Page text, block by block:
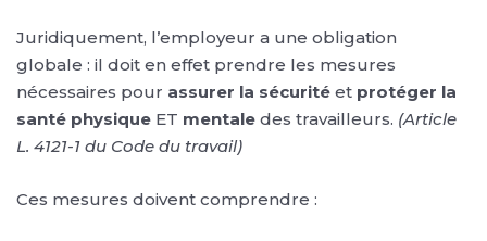
Juridiquement, l’employeur a une obligation
globale : il doit en effet prendre les mesures
nécessaires pour assurer la sécurité et protéger la
santé physique ET mentale des travailleurs. (Article
L. 4121-1 du Code du travail)
Ces mesures doivent comprendre :